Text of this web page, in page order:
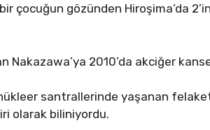
çocuğun gözünden Hiroşima’da
Nakazawa’ya 2010’da akciğer
santrallerinde yaşanan
olarak biliniyordu.